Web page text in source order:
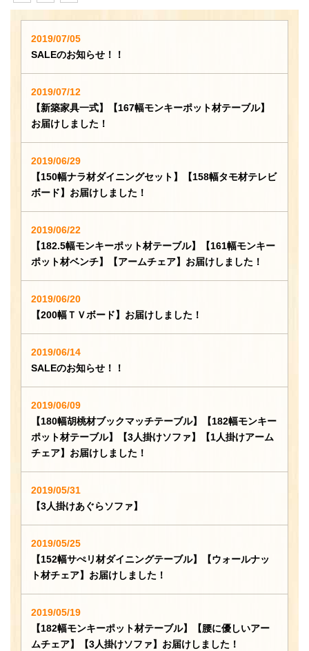
2019/07/05
SALEのお知らせ！！
2019/07/12
【新築家具一式】【167幅モンキーポット材テーブル】
お届けしました！
2019/06/29
【150幅ナラ材ダイニングセット】【158幅タモ材テレビ
ボード】お届けしました！
2019/06/22
【182.5幅モンキーポット材テーブル】【161幅モンキー
ポット材ベンチ】【アームチェア】お届けしました！
2019/06/20
【200幅ＴＶボード】お届けしました！
2019/06/14
SALEのお知らせ！！
2019/06/09
【180幅胡桃材ブックマッチテーブル】【182幅モンキー
ポット材テーブル】【3人掛けソファ】【1人掛けアーム
チェア】お届けしました！
2019/05/31
【3人掛けあぐらソファ】
2019/05/25
【152幅サぺリ材ダイニングテーブル】【ウォールナッ
ト材チェア】お届けしました！
2019/05/19
【182幅モンキーポット材テーブル】【腰に優しいアー
ムチェア】【3人掛けソファ】お届けしました！